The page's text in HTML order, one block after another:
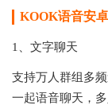
KOOK语音安
1、文字聊天
支持万人群组多
一起语音聊天，多